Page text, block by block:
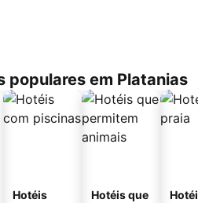
populares em Platanias
Hotéis
Hotéis que